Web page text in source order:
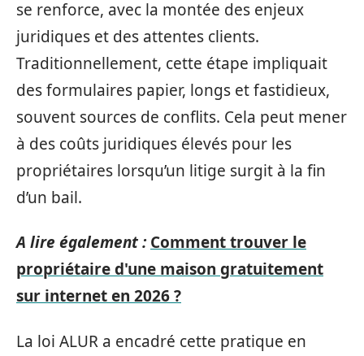
se renforce, avec la montée des enjeux
juridiques et des attentes clients.
Traditionnellement, cette étape impliquait
des formulaires papier, longs et fastidieux,
souvent sources de conflits. Cela peut mener
à des coûts juridiques élevés pour les
propriétaires lorsqu’un litige surgit à la fin
d’un bail.
A lire également : Comment trouver le
propriétaire d'une maison gratuitement
sur internet en 2026 ?
La loi ALUR a encadré cette pratique en